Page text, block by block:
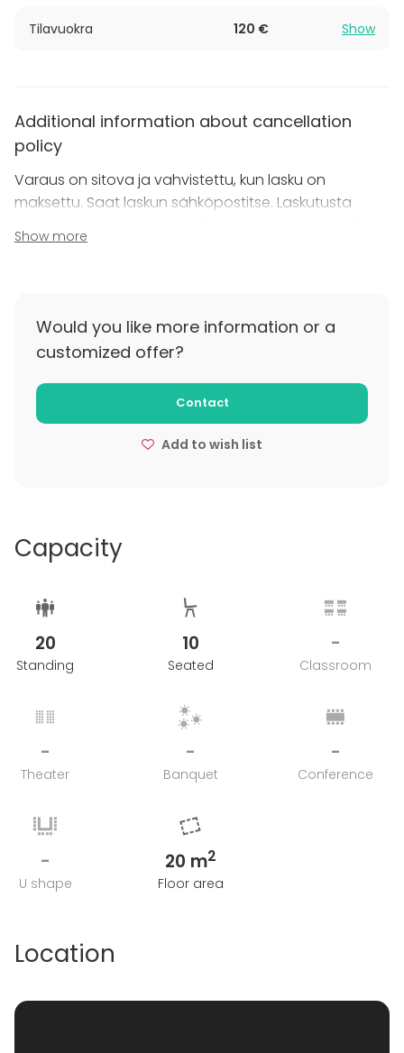
Tilavuokra 120 € Show
Additional information about cancellation
policy
Varaus on sitova ja vahvistettu, kun lasku on
maksettu. Saat laskun sähköpostitse. Laskutusta
lasku lähetetään sähköpostilla. Varaukset ovat
Show more
Would you like more information or a
customized offer?
Contact
Add to wish list
Capacity
20
Standing
10
Seated
-
Classroom
-
Theater
-
Banquet
-
Conference
-
U shape
20 m2
Floor area
Location